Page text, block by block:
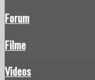
Forum
Filme
Videos